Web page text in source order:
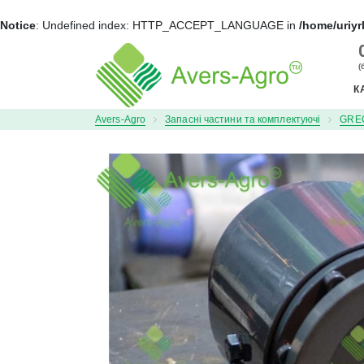
Notice: Undefined index: HTTP_ACCEPT_LANGUAGE in /home/
Avers-Agro Запасні частини та комплектуючі